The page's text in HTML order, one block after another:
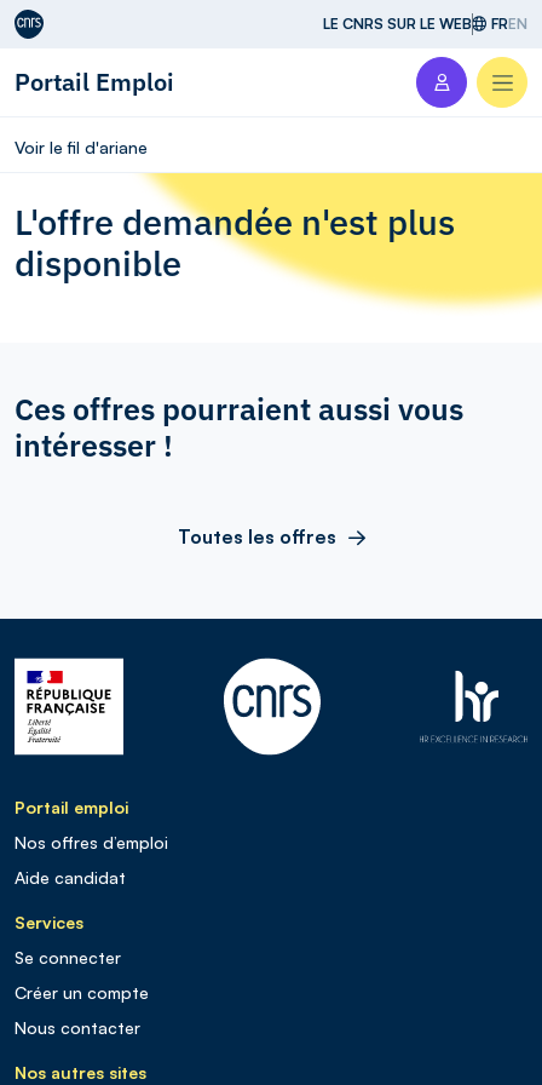
Aller au contenu LE CNRS SUR LE WEB FREN
Portail Emploi
Voir le fil d'ariane
L'offre demandée n'est plus
disponible
Ces offres pourraient aussi vous
intéresser !
Toutes les offres
Portail emploi
Nos offres d’emploi
Aide candidat
Services
Se connecter
Créer un compte
Nous contacter
Nos autres sites